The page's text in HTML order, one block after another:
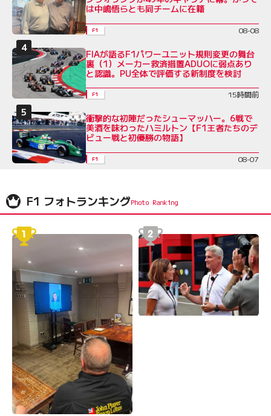
は中嶋悟らとも同チームに在籍
F1 08-08
FIAが語るF1パワーユニット規則変更の舞台
裏（1）メーカー救済措置ADUOに弱点あり
と認識。PU全体で評価する新制度を検討
F1 15時間前
衝撃的な初陣だったシューマッハー。6戦で
美酒を味わったハミルトン【F1王者たちのデ
ビュー戦と初優勝の物語】
F1 08-07
F1 フォトランキング